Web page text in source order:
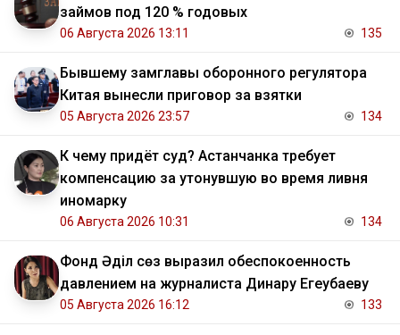
займов под 120 % годовых
06 Августа 2026 13:11 135
Бывшему замглавы оборонного регулятора
Китая вынесли приговор за взятки
05 Августа 2026 23:57 134
К чему придёт суд? Астанчанка требует
компенсацию за утонувшую во время ливня
иномарку
06 Августа 2026 10:31 134
Фонд Әділ сөз выразил обеспокоенность
давлением на журналиста Динару Егеубаеву
05 Августа 2026 16:12 133